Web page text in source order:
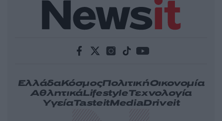
ΕλλάδαΚόσμοςΠολιτικήΟικονομία
ΑθλητικάLifestyleΤεχνολογία
ΥγείαTasteitMediaDriveit